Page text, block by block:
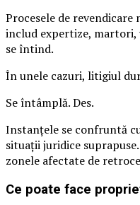
Procesele de revendicare
includ expertize, martori,
se întind.
În unele cazuri, litigiul
Se întâmplă. Des.
Instanțele se confruntă
situații juridice
zonele afectate de
Ce poate face